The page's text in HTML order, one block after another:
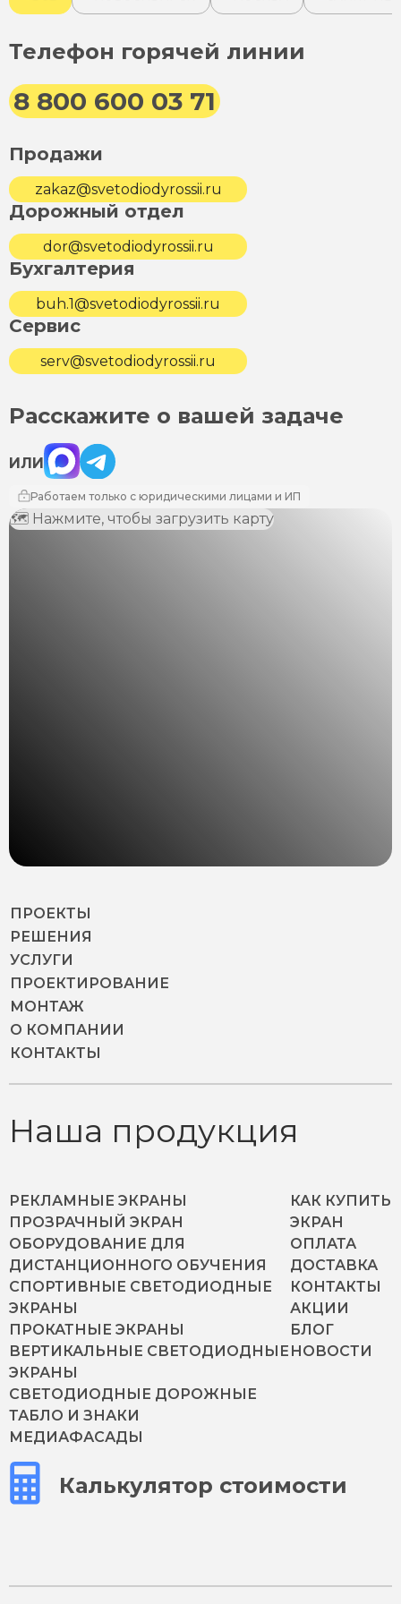
Телефон горячей линии
8 800 600 03 71
Продажи
zakaz@svetodiodyrossii.ru
Дорожный отдел
dor@svetodiodyrossii.ru
Бухгалтерия
buh.1@svetodiodyrossii.ru
Сервис
serv@svetodiodyrossii.ru
Расскажите о вашей задаче
ИЛИ
Max Telegram
Работаем только с юридическими лицами и ИП
🗺 Нажмите, чтобы загрузить карту
ПРОЕКТЫ
РЕШЕНИЯ
УСЛУГИ
ПРОЕКТИРОВАНИЕ
МОНТАЖ
О КОМПАНИИ
КОНТАКТЫ
Наша продукция
РЕКЛАМНЫЕ ЭКРАНЫ
ПРОЗРАЧНЫЙ ЭКРАН
ОБОРУДОВАНИЕ ДЛЯ
ДИСТАНЦИОННОГО ОБУЧЕНИЯ
СПОРТИВНЫЕ СВЕТОДИОДНЫЕ
ЭКРАНЫ
ПРОКАТНЫЕ ЭКРАНЫ
ВЕРТИКАЛЬНЫЕ СВЕТОДИОДНЫЕ
ЭКРАНЫ
СВЕТОДИОДНЫЕ ДОРОЖНЫЕ
ТАБЛО И ЗНАКИ
МЕДИАФАСАДЫ
КАК КУПИТЬ
ЭКРАН
ОПЛАТА
ДОСТАВКА
КОНТАКТЫ
АКЦИИ
БЛОГ
НОВОСТИ
Калькулятор стоимости